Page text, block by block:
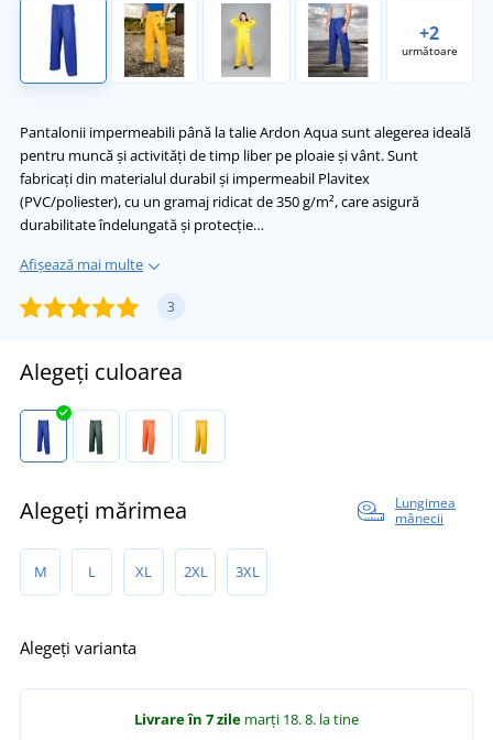
+2
următoare
Pantalonii impermeabili până la talie Ardon Aqua sunt alegerea ideală
pentru muncă și activități de timp liber pe ploaie și vânt. Sunt
fabricați din materialul durabil și impermeabil Plavitex
(PVC/poliester), cu un gramaj ridicat de 350 g/m², care asigură
durabilitate îndelungată și protecție…
Afișează mai multe
3
Alegeți culoarea
Alegeți mărimea
Lungimea
mânecii
M L XL 2XL 3XL
Alegeți varianta
Livrare în 7 zile marți 18. 8. la tine